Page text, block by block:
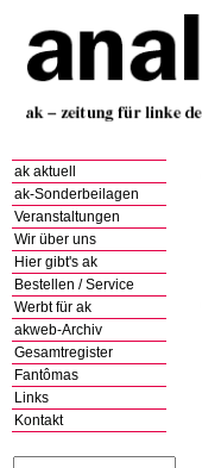
ak aktuell
ak-Sonderbeilagen
Veranstaltungen
Wir über uns
Hier gibt's ak
Bestellen / Service
Werbt für ak
akweb-Archiv
Gesamtregister
Fantômas
Links
Kontakt